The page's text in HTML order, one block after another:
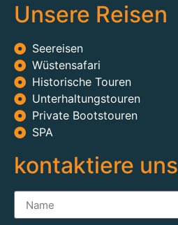
Unsere Reisen
Seereisen
Wüstensafari
Historische Touren
Unterhaltungstouren
Private Bootstouren
SPA
kontaktiere uns